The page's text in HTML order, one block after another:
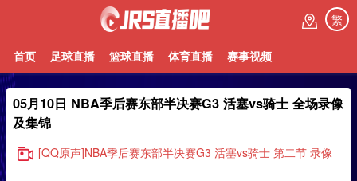
繁
首页 足球直播 篮球直播 体育直播 赛事视频
05月10日 NBA季后赛东部半决赛G3 活塞vs骑士 全场录像
及集锦
[QQ原声]NBA季后赛东部半决赛G3 活塞vs骑士 第二节 录像